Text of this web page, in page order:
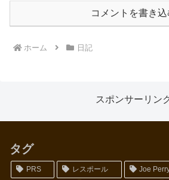
コメントを書き込
ホーム 日記
スポンサーリン
タグ
PRS レスポール Joe